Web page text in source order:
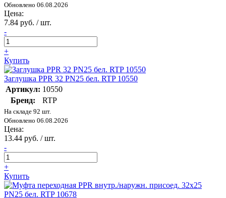
Обновлено 06.08.2026
Цена:
7.84 руб. / шт.
-
+
Купить
Заглушка PPR 32 PN25 бел. RTP 10550
Артикул: 10550
Бренд:
RTP
На складе 92 шт.
Обновлено 06.08.2026
Цена:
13.44 руб. / шт.
-
+
Купить